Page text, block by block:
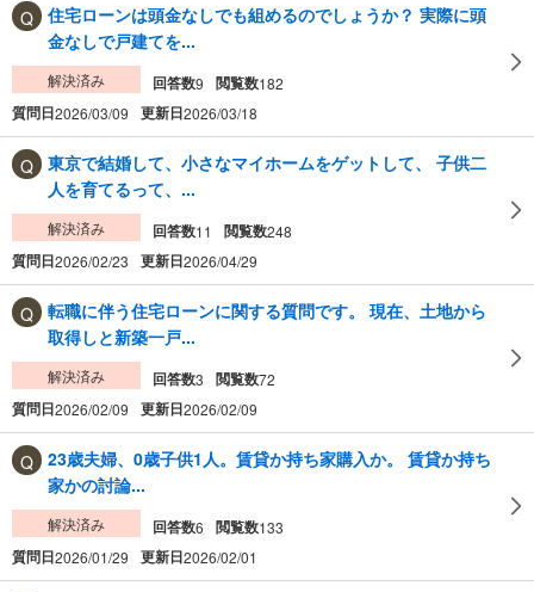
住宅ローンは頭金なしでも組めるのでしょうか？ 実際に頭
金なしで戸建てを...
解決済み 回答数9 閲覧数182
質問日2026/03/09 更新日2026/03/18
東京で結婚して、小さなマイホームをゲットして、 子供二
人を育てるって、...
解決済み 回答数11 閲覧数248
質問日2026/02/23 更新日2026/04/29
転職に伴う住宅ローンに関する質問です。 現在、土地から
取得しと新築一戸...
解決済み 回答数3 閲覧数72
質問日2026/02/09 更新日2026/02/09
23歳夫婦、0歳子供1人。賃貸か持ち家購入か。 賃貸か持ち
家かの討論...
解決済み 回答数6 閲覧数133
質問日2026/01/29 更新日2026/02/01